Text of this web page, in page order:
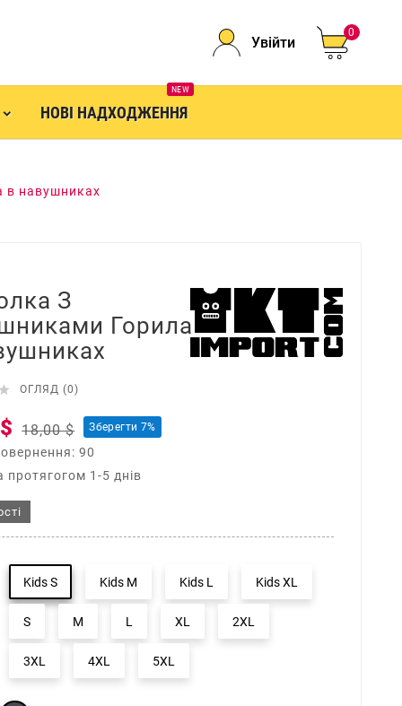
Увійти
0
НОВІ НАДХОДЖЕННЯ
NEW
в навушниках
З
Горила
 ОГЛЯД (0)
18,00 $ Зберегти 7%
90
протягогом 1-5 днів
Kids S Kids M Kids L Kids XL
S M L XL 2XL
3XL 4XL 5XL